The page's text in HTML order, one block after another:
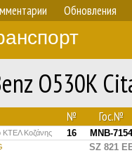
Обновления
O530K
№ Гос.№
ΚΤΕΛ Κοζάνης 16 MNB-
SZ 821